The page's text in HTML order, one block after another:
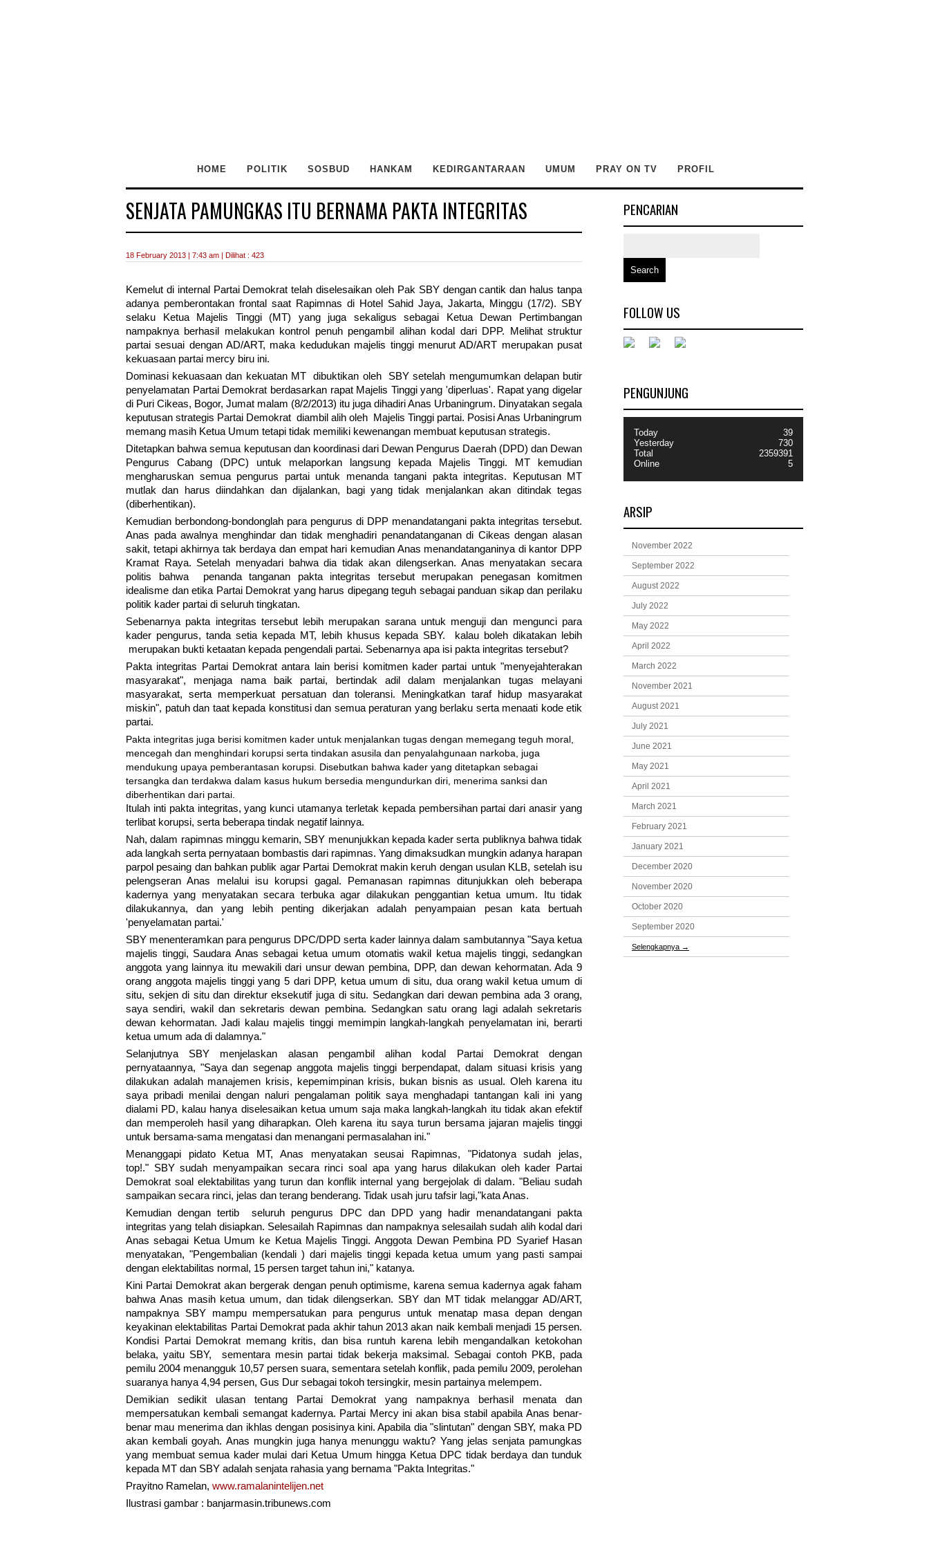
HOME POLITIK SOSBUD HANKAM KEDIRGANTARAAN UMUM PRAY ON TV PROFIL
SENJATA PAMUNGKAS ITU BERNAMA PAKTA INTEGRITAS
18 February 2013 | 7:43 am | Dilihat : 423
Kemelut di internal Partai Demokrat telah diselesaikan oleh Pak SBY dengan cantik dan halus tanpa
adanya pemberontakan frontal saat Rapimnas di Hotel Sahid Jaya, Jakarta, Minggu (17/2). SBY
selaku Ketua Majelis Tinggi (MT) yang juga sekaligus sebagai Ketua Dewan Pertimbangan
nampaknya berhasil melakukan kontrol penuh pengambil alihan kodal dari DPP. Melihat struktur
partai sesuai dengan AD/ART, maka kedudukan majelis tinggi menurut AD/ART merupakan pusat
kekuasaan partai mercy biru ini.
Dominasi kekuasaan dan kekuatan MT dibuktikan oleh SBY setelah mengumumkan delapan butir
penyelamatan Partai Demokrat berdasarkan rapat Majelis Tinggi yang 'diperluas'. Rapat yang digelar
di Puri Cikeas, Bogor, Jumat malam (8/2/2013) itu juga dihadiri Anas Urbaningrum. Dinyatakan segala
keputusan strategis Partai Demokrat diambil alih oleh Majelis Tinggi partai. Posisi Anas Urbaningrum
memang masih Ketua Umum tetapi tidak memiliki kewenangan membuat keputusan strategis.
Ditetapkan bahwa semua keputusan dan koordinasi dari Dewan Pengurus Daerah (DPD) dan Dewan
Pengurus Cabang (DPC) untuk melaporkan langsung kepada Majelis Tinggi. MT kemudian
mengharuskan semua pengurus partai untuk menanda tangani pakta integritas. Keputusan MT
mutlak dan harus diindahkan dan dijalankan, bagi yang tidak menjalankan akan ditindak tegas
(diberhentikan).
Kemudian berbondong-bondonglah para pengurus di DPP menandatangani pakta integritas tersebut.
Anas pada awalnya menghindar dan tidak menghadiri penandatanganan di Cikeas dengan alasan
sakit, tetapi akhirnya tak berdaya dan empat hari kemudian Anas menandatanganinya di kantor DPP
Kramat Raya. Setelah menyadari bahwa dia tidak akan dilengserkan. Anas menyatakan secara
politis bahwa penanda tanganan pakta integritas tersebut merupakan penegasan komitmen
idealisme dan etika Partai Demokrat yang harus dipegang teguh sebagai panduan sikap dan perilaku
politik kader partai di seluruh tingkatan.
Sebenarnya pakta integritas tersebut lebih merupakan sarana untuk menguji dan mengunci para
kader pengurus, tanda setia kepada MT, lebih khusus kepada SBY. kalau boleh dikatakan lebih
merupakan bukti ketaatan kepada pengendali partai. Sebenarnya apa isi pakta integritas tersebut?
Pakta integritas Partai Demokrat antara lain berisi komitmen kader partai untuk "menyejahterakan
masyarakat", menjaga nama baik partai, bertindak adil dalam menjalankan tugas melayani
masyarakat, serta memperkuat persatuan dan toleransi. Meningkatkan taraf hidup masyarakat
miskin", patuh dan taat kepada konstitusi dan semua peraturan yang berlaku serta menaati kode etik
partai.
Pakta integritas juga berisi komitmen kader untuk menjalankan tugas dengan memegang teguh moral,
mencegah dan menghindari korupsi serta tindakan asusila dan penyalahgunaan narkoba, juga
mendukung upaya pemberantasan korupsi. Disebutkan bahwa kader yang ditetapkan sebagai
tersangka dan terdakwa dalam kasus hukum bersedia mengundurkan diri, menerima sanksi dan
diberhentikan dari partai.
Itulah inti pakta integritas, yang kunci utamanya terletak kepada pembersihan partai dari anasir yang
terlibat korupsi, serta beberapa tindak negatif lainnya.
Nah, dalam rapimnas minggu kemarin, SBY menunjukkan kepada kader serta publiknya bahwa tidak
ada langkah serta pernyataan bombastis dari rapimnas. Yang dimaksudkan mungkin adanya harapan
parpol pesaing dan bahkan publik agar Partai Demokrat makin keruh dengan usulan KLB, setelah isu
pelengseran Anas melalui isu korupsi gagal. Pemanasan rapimnas ditunjukkan oleh beberapa
kadernya yang menyatakan secara terbuka agar dilakukan penggantian ketua umum. Itu tidak
dilakukannya, dan yang lebih penting dikerjakan adalah penyampaian pesan kata bertuah
'penyelamatan partai.'
SBY menenteramkan para pengurus DPC/DPD serta kader lainnya dalam sambutannya "Saya ketua
majelis tinggi, Saudara Anas sebagai ketua umum otomatis wakil ketua majelis tinggi, sedangkan
anggota yang lainnya itu mewakili dari unsur dewan pembina, DPP, dan dewan kehormatan. Ada 9
orang anggota majelis tinggi yang 5 dari DPP, ketua umum di situ, dua orang wakil ketua umum di
situ, sekjen di situ dan direktur eksekutif juga di situ. Sedangkan dari dewan pembina ada 3 orang,
saya sendiri, wakil dan sekretaris dewan pembina. Sedangkan satu orang lagi adalah sekretaris
dewan kehormatan. Jadi kalau majelis tinggi memimpin langkah-langkah penyelamatan ini, berarti
ketua umum ada di dalamnya."
Selanjutnya SBY menjelaskan alasan pengambil alihan kodal Partai Demokrat dengan
pernyataannya, "Saya dan segenap anggota majelis tinggi berpendapat, dalam situasi krisis yang
dilakukan adalah manajemen krisis, kepemimpinan krisis, bukan bisnis as usual. Oleh karena itu
saya pribadi menilai dengan naluri pengalaman politik saya menghadapi tantangan kali ini yang
dialami PD, kalau hanya diselesaikan ketua umum saja maka langkah-langkah itu tidak akan efektif
dan memperoleh hasil yang diharapkan. Oleh karena itu saya turun bersama jajaran majelis tinggi
untuk bersama-sama mengatasi dan menangani permasalahan ini."
Menanggapi pidato Ketua MT, Anas menyatakan seusai Rapimnas, "Pidatonya sudah jelas,
top!." SBY sudah menyampaikan secara rinci soal apa yang harus dilakukan oleh kader Partai
Demokrat soal elektabilitas yang turun dan konflik internal yang bergejolak di dalam. "Beliau sudah
sampaikan secara rinci, jelas dan terang benderang. Tidak usah juru tafsir lagi,"kata Anas.
Kemudian dengan tertib seluruh pengurus DPC dan DPD yang hadir menandatangani pakta
integritas yang telah disiapkan. Selesailah Rapimnas dan nampaknya selesailah sudah alih kodal dari
Anas sebagai Ketua Umum ke Ketua Majelis Tinggi. Anggota Dewan Pembina PD Syarief Hasan
menyatakan, "Pengembalian (kendali ) dari majelis tinggi kepada ketua umum yang pasti sampai
dengan elektabilitas normal, 15 persen target tahun ini," katanya.
Kini Partai Demokrat akan bergerak dengan penuh optimisme, karena semua kadernya agak faham
bahwa Anas masih ketua umum, dan tidak dilengserkan. SBY dan MT tidak melanggar AD/ART,
nampaknya SBY mampu mempersatukan para pengurus untuk menatap masa depan dengan
keyakinan elektabilitas Partai Demokrat pada akhir tahun 2013 akan naik kembali menjadi 15 persen.
Kondisi Partai Demokrat memang kritis, dan bisa runtuh karena lebih mengandalkan ketokohan
belaka, yaitu SBY, sementara mesin partai tidak bekerja maksimal. Sebagai contoh PKB, pada
pemilu 2004 menangguk 10,57 persen suara, sementara setelah konflik, pada pemilu 2009, perolehan
suaranya hanya 4,94 persen, Gus Dur sebagai tokoh tersingkir, mesin partainya melempem.
Demikian sedikit ulasan tentang Partai Demokrat yang nampaknya berhasil menata dan
mempersatukan kembali semangat kadernya. Partai Mercy ini akan bisa stabil apabila Anas benar-
benar mau menerima dan ikhlas dengan posisinya kini. Apabila dia "slintutan" dengan SBY, maka PD
akan kembali goyah. Anas mungkin juga hanya menunggu waktu? Yang jelas senjata pamungkas
yang membuat semua kader mulai dari Ketua Umum hingga Ketua DPC tidak berdaya dan tunduk
kepada MT dan SBY adalah senjata rahasia yang bernama "Pakta Integritas."
Prayitno Ramelan, www.ramalanintelijen.net
Ilustrasi gambar : banjarmasin.tribunews.com
PENCARIAN
FOLLOW US
PENGUNJUNG
Today
Yesterday
Total
Online
39
730
2359391
5
ARSIP
November 2022
September 2022
August 2022
July 2022
May 2022
April 2022
March 2022
November 2021
August 2021
July 2021
June 2021
May 2021
April 2021
March 2021
February 2021
January 2021
December 2020
November 2020
October 2020
September 2020
Selengkapnya →